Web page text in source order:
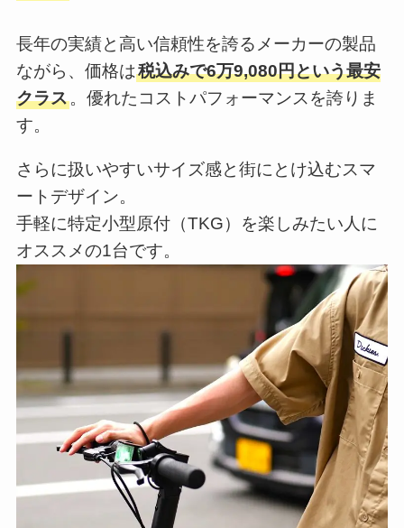
長年の実績と高い信頼性を誇るメーカーの製品
ながら、価格は税込みで6万9,080円という最安
クラス。優れたコストパフォーマンスを誇りま
す。
さらに扱いやすいサイズ感と街にとけ込むスマ
ートデザイン。
手軽に特定小型原付（TKG）を楽しみたい人に
オススメの1台です。